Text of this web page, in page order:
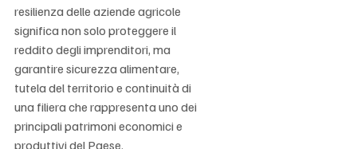
resilienza delle aziende agricole
significa non solo proteggere il
reddito degli imprenditori, ma
garantire sicurezza alimentare,
tutela del territorio e continuità di
una filiera che rappresenta uno dei
principali patrimoni economici e
produttivi del Paese.